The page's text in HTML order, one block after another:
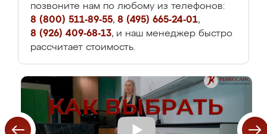
позвоните нам по любому из телефонов:
8 (800) 511-89-55, 8 (495) 665-24-01,
8 (926) 409-68-13, и наш менеджер быстро
рассчитает стоимость.